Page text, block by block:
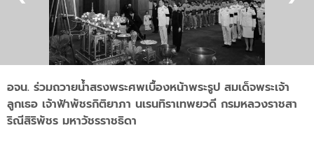
อจน. ร่วมถวายน้ำสรงพระศพเบื้องหน้าพระรูป สมเด็จพระเจ้า
ลูกเธอ เจ้าฟ้าพัชรกิติยาภา นเรนทิราเทพยวดี กรมหลวงราชสา
ริณีสิริพัชร มหาวัชรราชธิดา